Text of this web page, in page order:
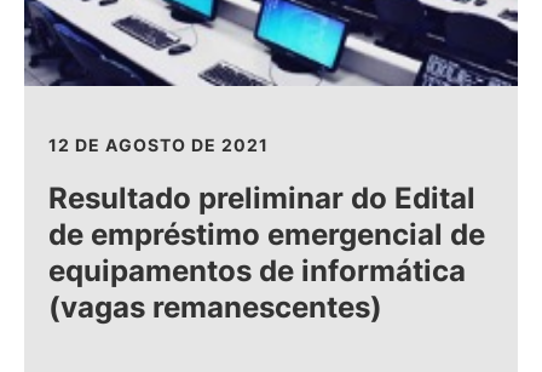
12 DE AGOSTO DE 2021
Resultado preliminar do Edital
de empréstimo emergencial de
equipamentos de informática
(vagas remanescentes)